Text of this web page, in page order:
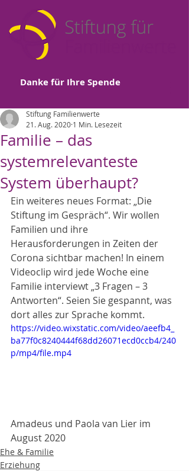
Danke für Ihre Spende
Familie – das
systemrelevanteste
System überhaupt?
Stiftung Familienwerte
21. Aug. 2020 1 Min. Lesezeit
Ein weiteres neues Format: „Die
Stiftung im Gespräch“. Wir wollen
Familien und ihre
Herausforderungen in Zeiten der
Corona sichtbar machen! In einem
Videoclip wird jede Woche eine
Familie interviewt „3 Fragen – 3
Antworten“. Seien Sie gespannt, was
dort alles zur Sprache kommt.
https://video.wixstatic.com/video/aeefb4_
ba77f0c8240444f68dd26071ecd0ccb4/240
p/mp4/file.mp4
Amadeus und Paola van Lier im
August 2020
Ehe & Familie
Erziehung